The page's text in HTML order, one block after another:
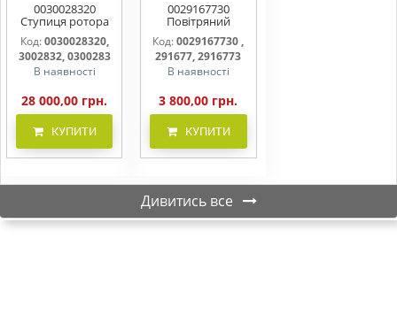
0030028320
Ступиця ротора
CLAAS
Код:0030028320,
3002832, 0300283
В наявності
28 000,00 грн.
КУПИТИ
0029167730
Повітряний
фільтр бака
(фільтр AdBlue)
Код: 0029167730 ,
291677, 2916773
В наявності
3 800,00 грн.
КУПИТИ
Дивитись все